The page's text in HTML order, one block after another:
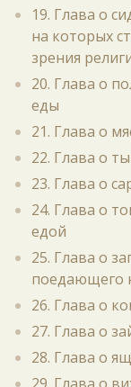
19. Глава о
на которых
зрения
20. Глава о
еды
21. Глава о
22. Глава о
23. Глава о
24. Глава о
едой
25. Глава о
поедающего
26. Глава о
27. Глава о
28. Глава о